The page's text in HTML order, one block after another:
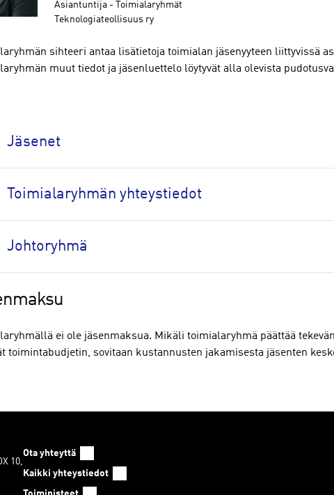
Asiantuntija - Toimialaryhmät
Teknologiateollisuus ry
sihteeri antaa lisätietoja toimialan jäsenyyteen liittyvissä
muut tiedot ja jäsenluettelo löytyvät alla olevista
Jäsenet
Toimialaryhmän yhteystiedot
Johtoryhmä
ei ole jäsenmaksua. Mikäli toimialaryhmä päättää
toimintabudjetin, sovitaan kustannusten jakamisesta jäsenten
10,
Ota yhteyttä
Kaikki yhteystiedot